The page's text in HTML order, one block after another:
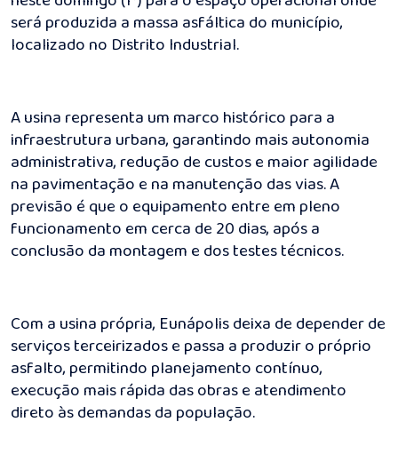
será produzida a massa asfáltica do município,
localizado no Distrito Industrial.
A usina representa um marco histórico para a
infraestrutura urbana, garantindo mais autonomia
administrativa, redução de custos e maior agilidade
na pavimentação e na manutenção das vias. A
previsão é que o equipamento entre em pleno
funcionamento em cerca de 20 dias, após a
conclusão da montagem e dos testes técnicos.
Com a usina própria, Eunápolis deixa de depender de
serviços terceirizados e passa a produzir o próprio
asfalto, permitindo planejamento contínuo,
execução mais rápida das obras e atendimento
direto às demandas da população.